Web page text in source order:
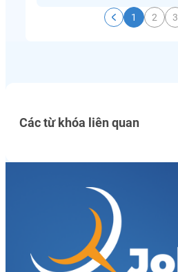
1 2 3
Các từ khóa liên quan